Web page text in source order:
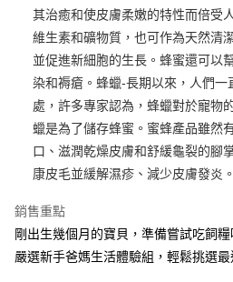
貨到付款
每筆NT$80，滿NT$799(含以上)免運
其治癒和使皮膚柔嫩的特性而倍受
維生素和礦物質，也可作為天然清
並促進新細胞的生長。蜂蜜還可以
染和褥瘡。蜂蠟-長期以來，人們
處，許多專家認為，蜂蠟對於寵物
蠟是為了儲存蜂蜜。蜜蜂產品雖然
口、滋潤乾燥皮膚和舒緩龜裂的腳
康皮毛並緩解濕疹、減少皮膚發炎。
銷售重點
剛出生幾個月的寶貝，準備嘗試吃飼
嚴選新手爸媽生活體驗組，輕鬆挑選